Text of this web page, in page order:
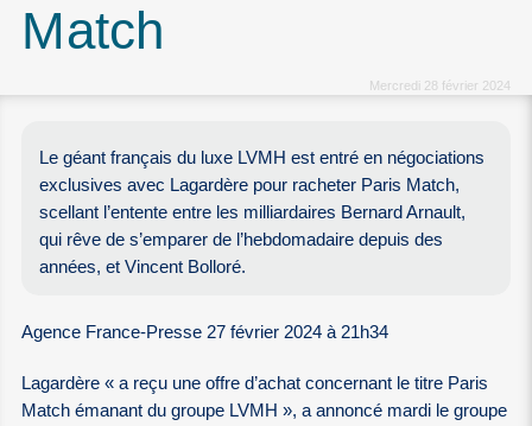
Match
Mercredi 28 février 2024
Le géant français du luxe LVMH est entré en négociations
exclusives avec Lagardère pour racheter Paris Match,
scellant l’entente entre les milliardaires Bernard Arnault,
qui rêve de s’emparer de l’hebdomadaire depuis des
années, et Vincent Bolloré.
Agence France-Presse 27 février 2024 à 21h34
Lagardère « a reçu une offre d’achat concernant le titre Paris
Match émanant du groupe LVMH », a annoncé mardi le groupe